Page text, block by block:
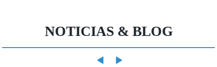
NOTICIAS & BLOG